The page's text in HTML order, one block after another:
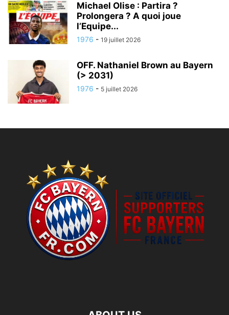
Michael Olise : Partira ?
Prolongera ? A quoi joue
l’Equipe...
1976 - 19 juillet 2026
OFF. Nathaniel Brown au Bayern
(> 2031)
1976 - 5 juillet 2026